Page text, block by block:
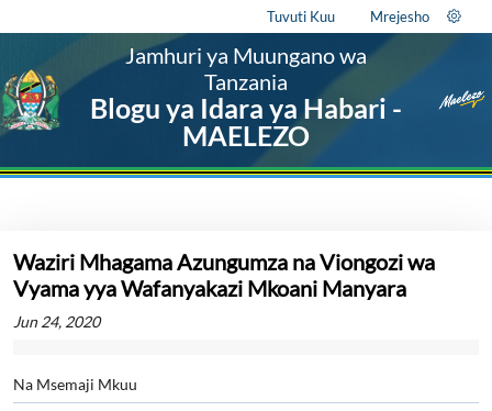
Tuvuti Kuu Mrejesho
Jamhuri ya Muungano wa
Tanzania
Blogu ya Idara ya Habari -
MAELEZO
Waziri Mhagama Azungumza na Viongozi wa
Vyama yya Wafanyakazi Mkoani Manyara
Jun 24, 2020
Na Msemaji Mkuu